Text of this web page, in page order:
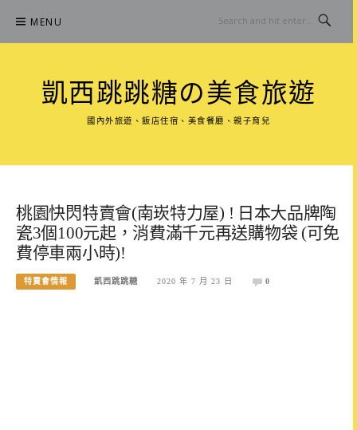
content
MENU
凱西跳跳糖の美食旅遊
國內外旅遊、飯店住宿、美食餐廳、親子育兒
桃園快閃特賣會(南崁特力屋) ! 日本大品牌陶
瓷3個100元起，消費滿千元再送購物袋 (可免
費停車兩小時)!
特賣會情報 凱西跳跳糖 2020 年 7 月 23 日 0